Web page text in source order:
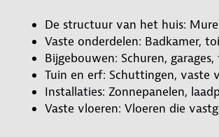
De structuur van het huis:
Vaste onderdelen: Badkamer,
Bijgebouwen: Schuren,
Tuin en erf: Schuttingen, vaste
Installaties: Zonnepanelen,
Vaste vloeren: Vloeren die